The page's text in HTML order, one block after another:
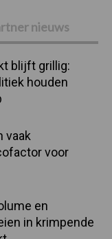
nieuws
blijft grillig:
houden
vaak
voor
en
in krimpende